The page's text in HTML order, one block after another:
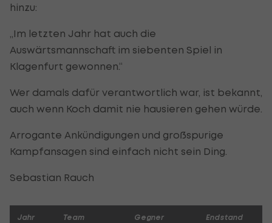
hinzu:
„Im letzten Jahr hat auch die
Auswärtsmannschaft im siebenten Spiel in
Klagenfurt gewonnen.“
Wer damals dafür verantwortlich war, ist bekannt,
auch wenn Koch damit nie hausieren gehen würde.
Arrogante Ankündigungen und großspurige
Kampfansagen sind einfach nicht sein Ding.
Sebastian Rauch
Jahr Team Gegner Endstand